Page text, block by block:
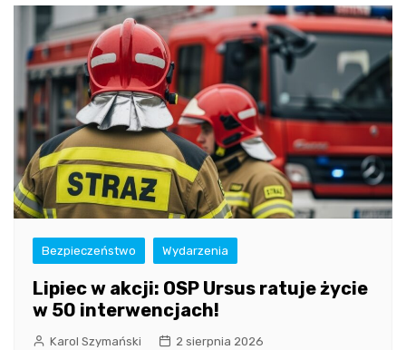
Bezpieczeństwo Wydarzenia
Lipiec w akcji: OSP Ursus ratuje życie
w 50 interwencjach!
Karol Szymański 2 sierpnia 2026